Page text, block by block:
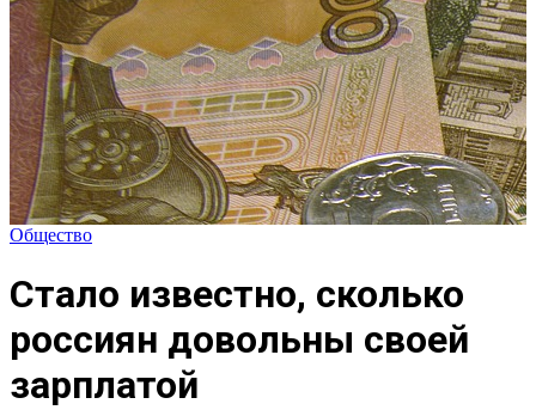
Общество
Стало известно, сколько
россиян довольны своей
зарплатой